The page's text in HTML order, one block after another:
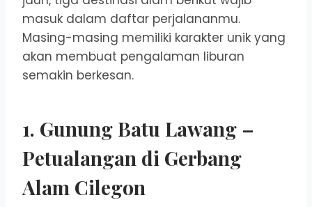
masuk dalam daftar perjalananmu.
Masing-masing memiliki karakter unik yang
akan membuat pengalaman liburan
semakin berkesan.
1. Gunung Batu Lawang –
Petualangan di Gerbang
Alam Cilegon